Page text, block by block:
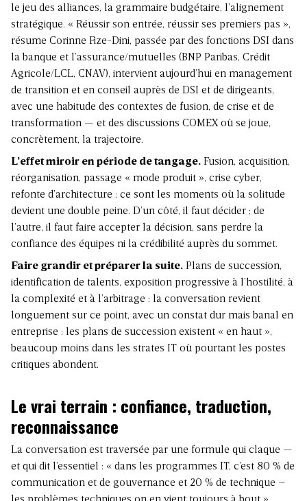
le jeu des alliances, la grammaire budgétaire, l’alignement
stratégique. « Réussir son entrée, réussir ses premiers pas »,
résume Corinne Fize-Dini, passée par des fonctions DSI dans
la banque et l’assurance/mutuelles (BNP Paribas, Crédit
Agricole/LCL, CNAV), intervient aujourd’hui en management
de transition et en conseil auprès de DSI et de dirigeants,
avec une habitude des contextes de fusion, de crise et de
transformation — et des discussions COMEX où se joue,
concrètement, la trajectoire.
L’effet miroir en période de tangage. Fusion, acquisition,
réorganisation, passage « mode produit », crise cyber,
refonte d’architecture : ce sont les moments où la solitude
devient une double peine. D’un côté, il faut décider ; de
l’autre, il faut faire accepter la décision, sans perdre la
confiance des équipes ni la crédibilité auprès du sommet.
Faire grandir et préparer la suite. Plans de succession,
identification de talents, exposition progressive à l’hostilité, à
la complexité et à l’arbitrage : la conversation revient
longuement sur ce point, avec un constat dur mais banal en
entreprise : les plans de succession existent « en haut »,
beaucoup moins dans les strates IT où pourtant les postes
critiques abondent.
Le vrai terrain : confiance, traduction,
reconnaissance
La conversation est traversée par une formule qui claque —
et qui dit l’essentiel : « dans les programmes IT, c’est 80 % de
communication et de gouvernance et 20 % de technique –